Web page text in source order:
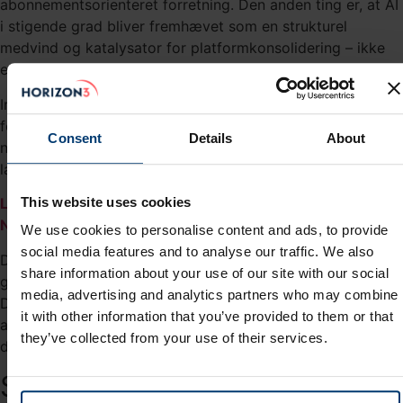
Consent Details About
This website uses cookies
We use cookies to personalise content and ads, to provide
social media features and to analyse our traffic. We also
share information about your use of our site with our social
media, advertising and analytics partners who may combine
it with other information that you’ve provided to them or that
they’ve collected from your use of their services.
abonnementsorienteret forretning. Den anden ting er, at AI
i stigende grad bliver fremhævet som en strukturel
medvind og katalysator for platformkonsolidering – ikke
en trussel.
Investorerne reagerede negativt på det bedre end
forventede regnskab ved at sende aktiekursen ned med
næsten 7%. Vi har udnyttet kursfaldet til at øge fondens
langsigtede eksponering mod Palo Alto Networks.
Læs også: Fondens investeringscase for Palo Alto
Networks
De givne oplysninger i dette indlæg er alene ment som en
generel service og orientering til fondens medinvestorer.
De skal ikke ses som en anbefaling om at købe eller sælge
aktier i de omtalte virksomheder. Læs eventuelt vores
disclaimerher.
Stabil vækst og stigende